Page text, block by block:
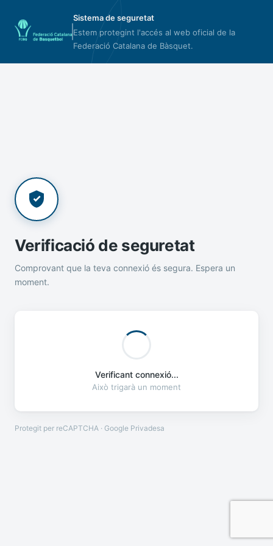
Sistema de seguretat
Estem protegint l'accés al web oficial de la
Federació Catalana de Bàsquet.
Verificació de seguretat
Comprovant que la teva connexió és segura. Espera un
moment.
Verificant connexió...
Això trigarà un moment
Protegit per reCAPTCHA · Google Privadesa